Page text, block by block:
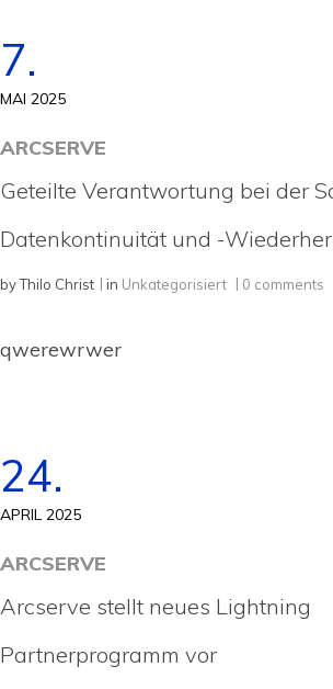
7.
MAI 2025
ARCSERVE
Geteilte Verantwortung bei der
Datenkontinuität und -
byThilo Christ in Unkategorisiert 0 comments
qwerewrwer
24.
APRIL 2025
ARCSERVE
Arcserve stellt neues Lightning
Partnerprogramm vor